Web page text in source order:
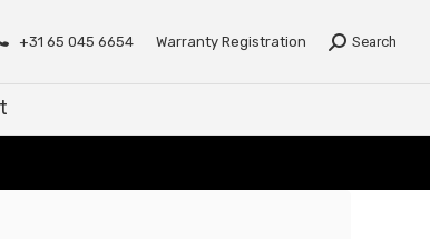
+31 65 045 6654 Warranty Registration Search